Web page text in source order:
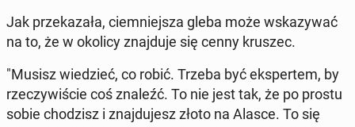
Jak prze­ka­za­ła, ciem­niej­sza gleba może wska­zy­wać
na to, że w okolicy znaj­du­je się cenny kruszec.
"Musisz wie­dzieć, co robić. Trzeba być eks­per­tem, by
rze­czy­wi­ście coś znaleźć. To nie jest tak, że po prostu
sobie cho­dzisz i znaj­du­jesz złoto na Alasce. To się